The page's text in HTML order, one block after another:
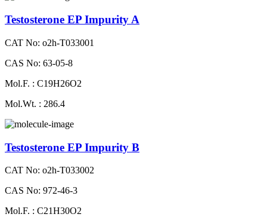
Testosterone EP Impurity A
CAT No: o2h-T033001
CAS No: 63-05-8
Mol.F. : C19H26O2
Mol.Wt. : 286.4
Testosterone EP Impurity B
CAT No: o2h-T033002
CAS No: 972-46-3
Mol.F. : C21H30O2